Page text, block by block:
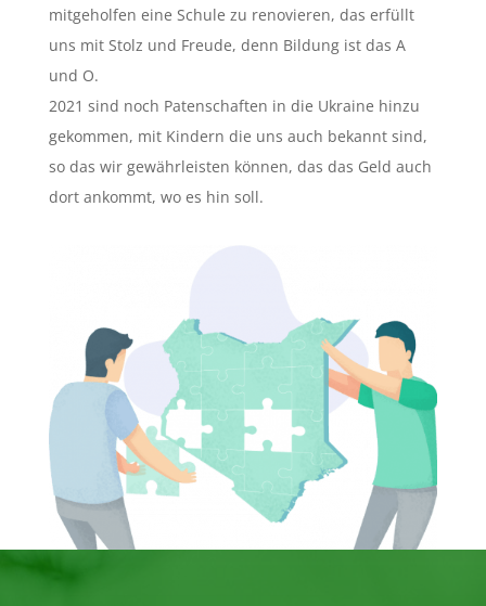
Myles, Brandopfer.
Zusammenarbeit ,,Fußball gegen Aids“.
Rollstuhlfahrer-Regenjacken Kinderhaus
Frank.
Kinderhospiz Dudenhofen.
mitgeholfen eine Schule zu renovieren, das erfüllt
uns mit Stolz und Freude, denn Bildung ist das A
und O.
2021 sind noch Patenschaften in die Ukraine hinzu
gekommen, mit Kindern die uns auch bekannt sind,
so das wir gewährleisten können, das das Geld auch
dort ankommt, wo es hin soll.